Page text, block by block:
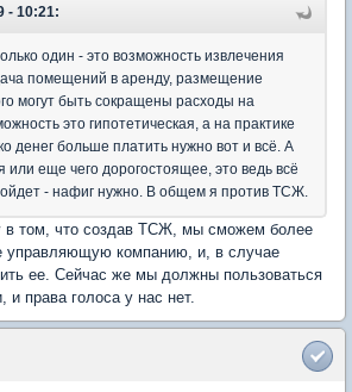
- 10:21:
один - это возможность извлечения
помещений в аренду, размещение
могут быть сокращены расходы на
это гипотетическая, а на практике
денег больше платить нужно вот и всё. А
или еще чего дорогостоящее, это ведь всё
- нафиг нужно. В общем я против ТСЖ.
в том, что создав ТСЖ, мы сможем более
управляющую компанию, и, в случае
ее. Сейчас же мы должны пользоваться
и права голоса у нас нет.